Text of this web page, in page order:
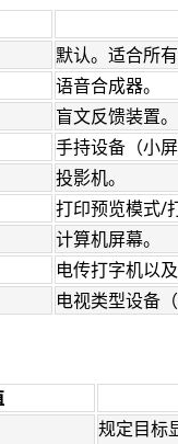
默认。适合所有
语音合成器。
盲文反馈装置。
手持设备（小
投影机。
打印预览模式/
计算机屏幕。
电传打字机以
电视类型设备
规定目标